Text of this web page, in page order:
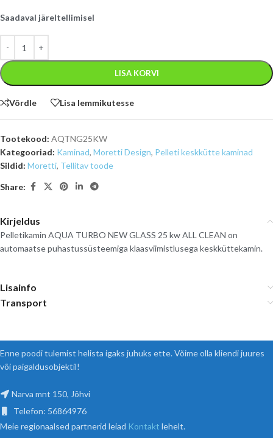
Saadaval järeltellimisel
LISA KORVI
Võrdle Lisa lemmikutesse
Tootekood: AQTNG25KW
Kategooriad: Kaminad, Moretti Design, Pelleti keskkütte kaminad
Sildid: Moretti, Tellitav toode
Share:
Kirjeldus
Pelletikamin AQUA TURBO NEW GLASS 25 kw ALL CLEAN on
automaatse puhastussüsteemiga klaasviimistlusega keskküttekamin.
Lisainfo
Transport
Enne poodi tulemist helista igaks juhuks ette. Võime olla kliendi juures
või paigaldusobjektil!
Narva mnt 150, Jõhvi
Telefon: 56864976
Meie regionaalsed partnerid leiad Kontakt lehelt.